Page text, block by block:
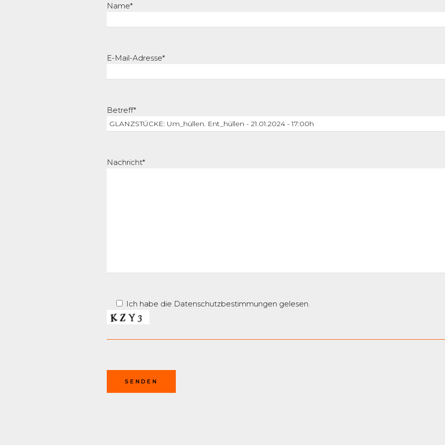
Name*
E-Mail-Adresse*
Betreff*
Nachricht*
Ich habe die Datenschutzbestimmungen gelesen.